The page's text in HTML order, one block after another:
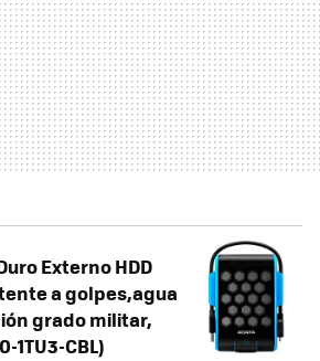
Externo HDD
a golpes,agua
grado militar,
1TU3-CBL)